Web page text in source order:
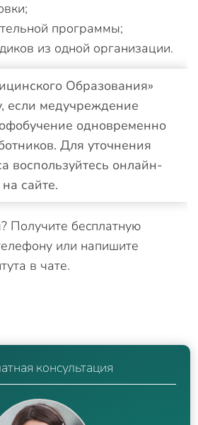
программы;
из одной организации.
Образования»
если медучреждение
одновременно
Для уточнения
воспользуйтесь онлайн-
сайте.
Получите бесплатную
или напишите
в чате.
консультация